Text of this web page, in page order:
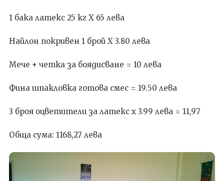
1 бака латекс 25 кг Х 65 лева
Найлон покривен 1 брой Х 3.80 лева
Мече + четка за боядисване = 10 лева
Фина шпакловка готова смес = 19.50 лева
3 броя оцветители за латекс х 3.99 лева = 11,97
Обща сума: 1168,27 лева